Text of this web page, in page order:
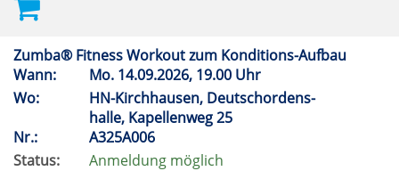
Zumba® Fitness Workout zum Konditions-Aufbau
Wann:
Mo. 14.09.2026, 19.00 Uhr
Wo:
HN-Kirchhausen, Deutschordens-
halle, Kapellenweg 25
Nr.:
A325A006
Status:
Anmeldung möglich